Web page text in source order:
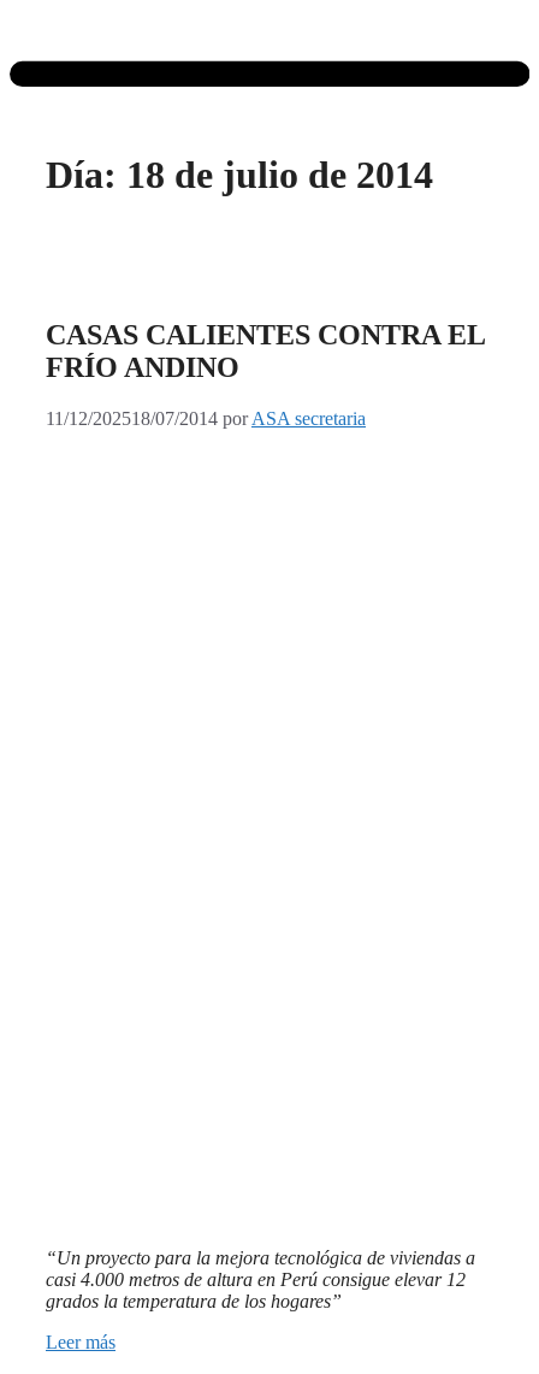
Día: 18 de julio de 2014
CASAS CALIENTES CONTRA EL
FRÍO ANDINO
11/12/202518/07/2014 porASA secretaria
“Un proyecto para la mejora tecnológica de viviendas a
casi 4.000 metros de altura en Perú consigue elevar 12
grados la temperatura de los hogares”
Leer más